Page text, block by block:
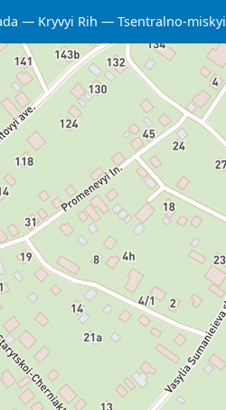
Kryvyi Rih Tsentralno-miskyi